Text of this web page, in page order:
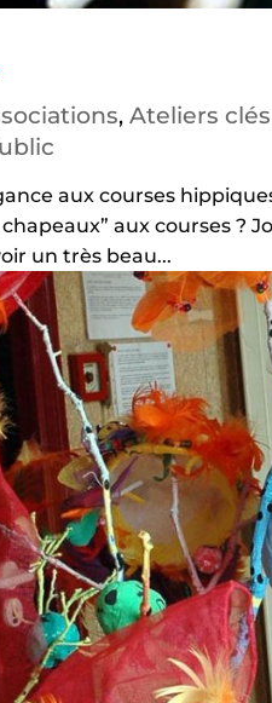
, Ateliers
aux courses
aux courses ?
un très beau...